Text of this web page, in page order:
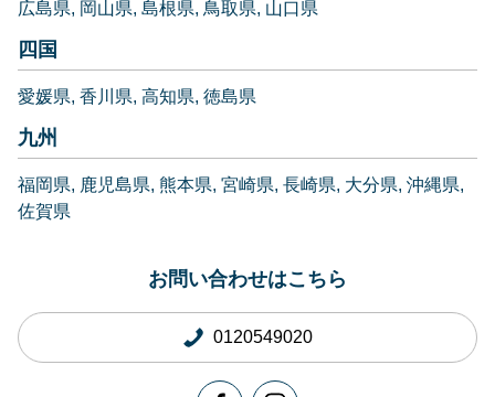
広島県 岡山県 島根県 鳥取県 山口県
四国
愛媛県 香川県 高知県 徳島県
九州
福岡県 鹿児島県 熊本県 宮崎県 長崎県 大分県 沖縄県
佐賀県
お問い合わせはこちら
0120549020